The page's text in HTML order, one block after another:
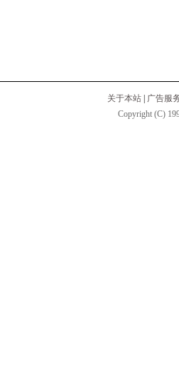
关于本站
广告服
Copyright (C)